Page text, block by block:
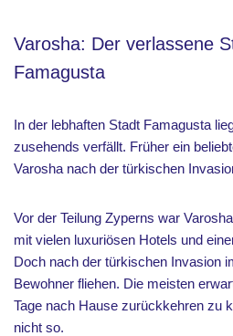
Varosha: Der verlassene
Famagusta
In der lebhaften Stadt Famagusta
zusehends verfällt. Früher ein
Varosha nach der türkischen
Vor der Teilung Zyperns war
mit vielen luxuriösen Hotels und
Doch nach der türkischen Invasion
Bewohner fliehen. Die meisten
Tage nach Hause zurückkehren zu
nicht so.